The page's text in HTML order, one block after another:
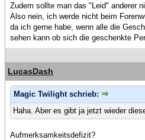
Zudem sollte man das "Leid" anderer
Also nein, ich werde nicht beim
da ich gerne habe, wenn alle die
sehen kann ob sich die geschenkte
LucasDash
Magic Twilight schrieb:
Haha. Aber es gibt ja jetzt wieder
Aufmerksamkeitsdefizit?